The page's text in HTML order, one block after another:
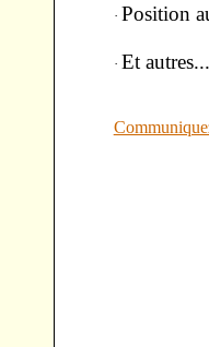
· Position
· Et autres...